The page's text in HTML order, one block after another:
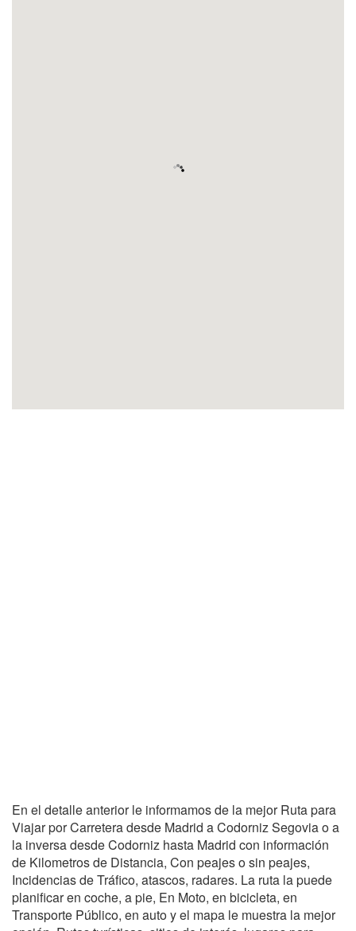
En el detalle anterior le informamos de la mejor Ruta para
Viajar por Carretera desde Madrid a Codorniz Segovia o a
la inversa desde Codorniz hasta Madrid con información
de Kilometros de Distancia, Con peajes o sin peajes,
Incidencias de Tráfico, atascos, radares. La ruta la puede
planificar en coche, a pie, En Moto, en bicicleta, en
Transporte Público, en auto y el mapa le muestra la mejor